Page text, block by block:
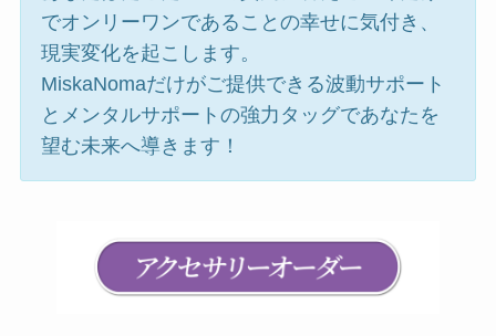
でオンリーワンであることの幸せに気付き、
現実変化を起こします。
MiskaNomaだけがご提供できる波動サポート
とメンタルサポートの強力タッグであなたを
望む未来へ導きます！